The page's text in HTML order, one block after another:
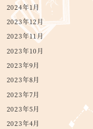
2024年1月
2023年12月
2023年11月
2023年10月
2023年9月
2023年8月
2023年7月
2023年5月
2023年4月